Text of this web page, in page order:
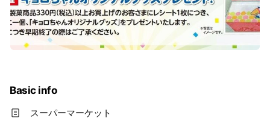
Basic info
スーパーマーケット